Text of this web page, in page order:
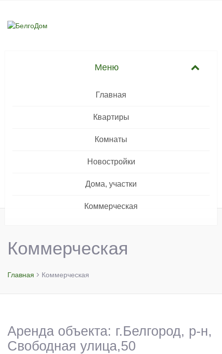
Главная
Квартиры
Комнаты
Новостройки
Дома, участки
Коммерческая
Коммерческая
Главная Коммерческая
Аренда объекта: г.Белгород, р-н,
Свободная улица,50